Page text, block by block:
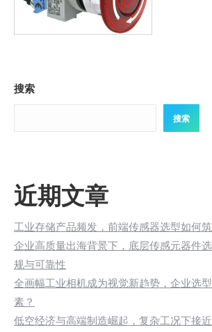
搜索
搜索
近期文章
工业存储产品频发，前端传感器选型如何
企业高质量出海背景下，底层传感元器件
规与可靠性
全画幅工业相机成为视觉新趋势，企业选
素？
低空经济与高端制造崛起，复杂工况下接